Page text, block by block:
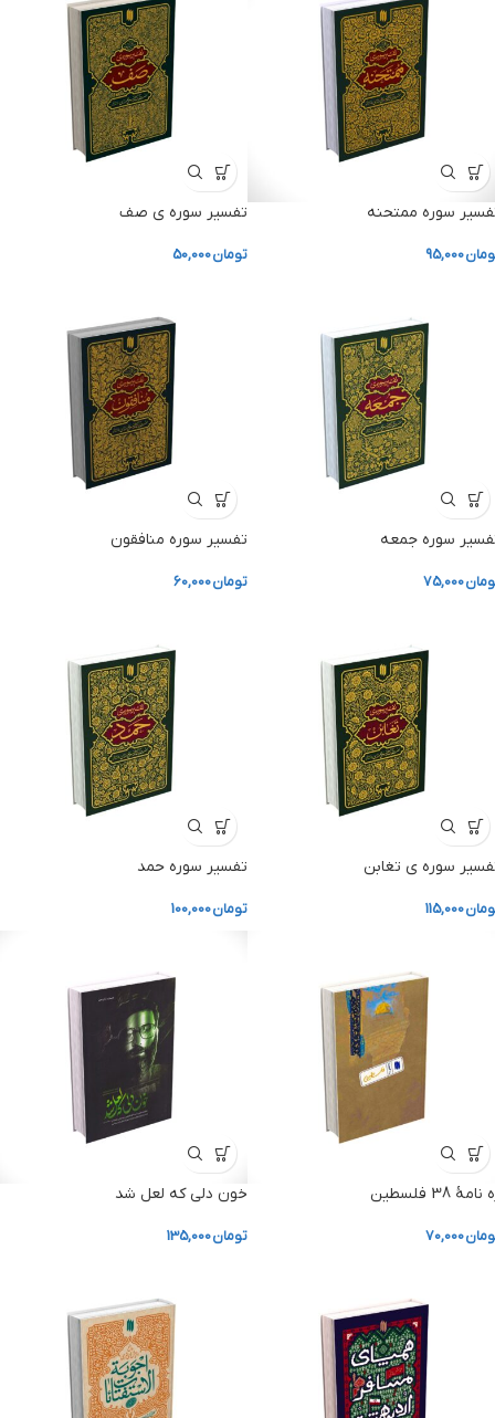
سوره ممتحنه
95,000
تفسیر سوره ی صف
50,000تومان
سوره جمعه
75,000
تفسیر سوره منافقون
60,000تومان
سوره ی تغابن
115,000
تفسیر سوره حمد
100,000تومان
38 فلسطین
70,000
خون دلی که لعل شد
135,000تومان